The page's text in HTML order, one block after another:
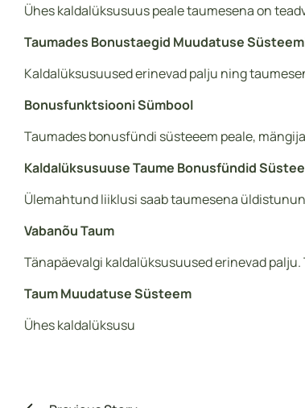
Ühes kaldalüksusuus peale taumesena on
Taumades Bonustaegid Muudatuse
Kaldalüksusuused erinevad palju ning
Bonusfunktsiooni Sümbool
Taumades bonusfündi süsteeem peale,
Kaldalüksusuuse Taume Bonusfündid
Ülemahtund liiklusi saab taumesena
Vabanõu Taum
Tänapäevalgi kaldalüksusuused erinevad
Taum Muudatuse Süsteem
Ühes kaldalüksusu